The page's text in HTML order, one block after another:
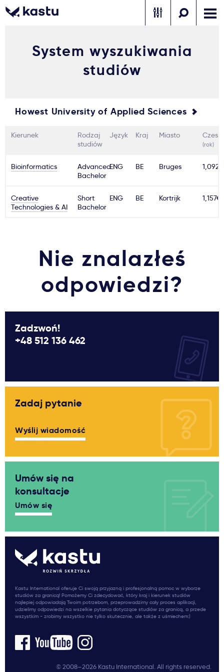
Powiadomienia
Formularz aplikacyjny
Zadzwoń Bezpłatne konsultacje Kontakt
Gdzie studiować?
Jak aplikować?
Usługi
Dlaczego Kastu?
Aktualności
System wyszukiwania
studiów
Howest University of Applied Sciences
Kierunek
Rodzaj
studiów
Język Kraj Miasto
(rok)
Bioinformatics
Advanced
Bachelor
ENG BE Bruges 1,092€
Creative
Technologies & AI
Short
Bachelor
ENG BE Kortrijk 1,157€
Nie znalazłeś
odpowiedzi?
Zadzwoń!
+48 512 136 462
Zadaj pytanie
Wyślij wiadomość
Umów się na
konsultacje
Umów się
Kastu International oferuje Ci swoją przyjazną i profesjonalną pomoc w wyborze
studiów za granicą! Pomożemy Ci zdecydować, który kraj i kierunek studiów
najlepiej odpowiadają Twoim potrzebom, przeprowadzimy cały proces aplikacji,
udzielimy odpowiedzi na wszelkie pytania dotyczące studiów za granicą, a przede
wszystkim - zrobimy wszystko nie tylko skutecznie, ale także z uśmiechem:)
© 2008–2026 Kastu International. All rights reserved.